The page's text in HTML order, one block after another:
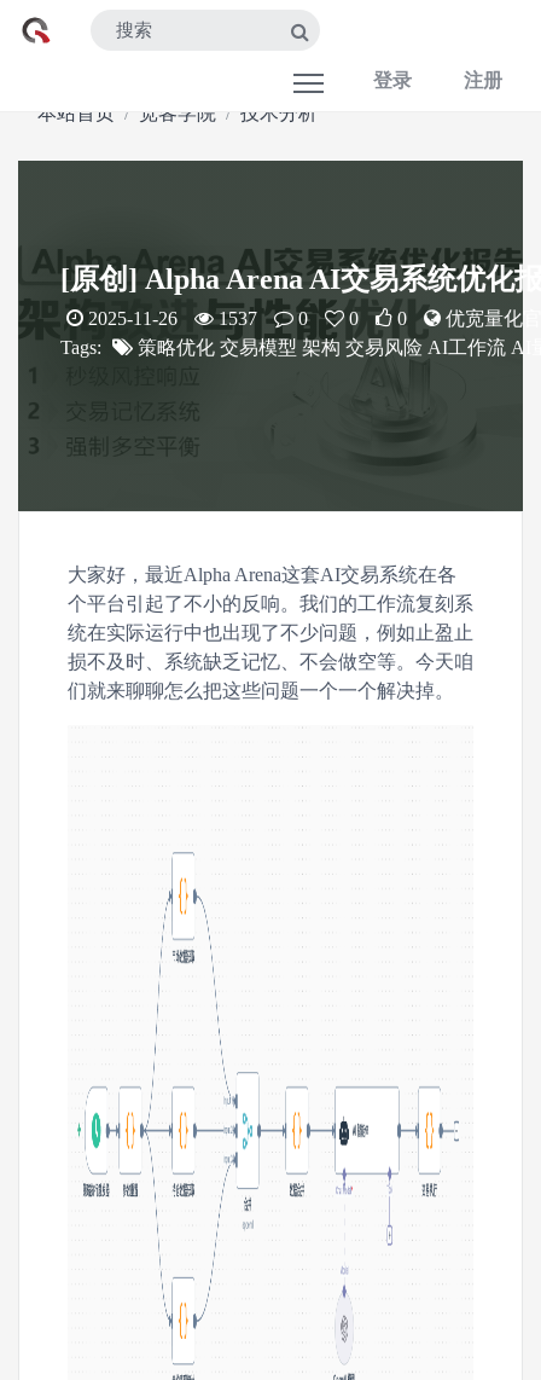
登录
注册
本站首页
宽客学院 技术分析
[原创] Alpha Arena AI交易系统优化
2025-11-26 1537 0 0 0
优宽量化
Tags:
策略优化 交易模型 架构 交易风险 AI工作流 AI
大家好，最近Alpha Arena这套AI交易系统在各
个平台引起了不小的反响。我们的工作流复刻系
统在实际运行中也出现了不少问题，例如止盈止
损不及时、系统缺乏记忆、不会做空等。今天咱
们就来聊聊怎么把这些问题一个一个解决掉。